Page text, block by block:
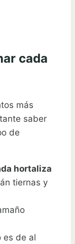
cada
más
saber
de
hortaliza
tiernas y
es de al